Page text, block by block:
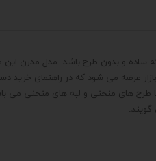
که ساده و بدون طرح باشد. مدل
می شود که در راهنمای خرید
های منحنی و لبه های منحنی می